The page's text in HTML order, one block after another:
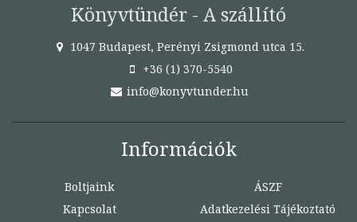
Könyvtündér - A szállító
1047 Budapest, Perényi Zsigmond utca 15.
+36 (1) 370-5540
info@konyvtunder.hu
Információk
Boltjaink
Kapcsolat
ÁSZF
Adatkezelési Tájékoztató